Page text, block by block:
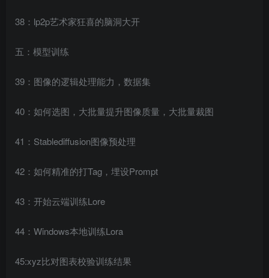
38：lp2p艺术家狂喜的脑洞大开
五：模型训练
39：图像的逻辑处理能力，数据集
40：如何选图，大批量提升图像质量，大批量裁图
41：Stablediffusion图像预处理
42：如何精准的打Tag，埋设Prompt
43：开始云端训练Lore
44：Windows本地训练Lora
45:xyz比对图表校验训练结果